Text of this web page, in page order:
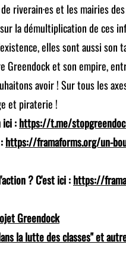
riverain·es et les mairies
la démultiplication de ces
elles sont aussi son
Greendock et son empire,
avoir ! Sur tous les
et piraterie !
ici :https://t.me/
https://framaforms.org/un-
? C'est ici :https://
Greendock
la lutte des classes" et